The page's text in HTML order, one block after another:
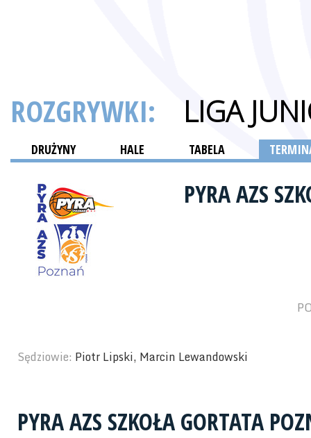
ROZGRYWKI: LIGA
DRUŻYNY HALE TABELA
PYRA AZS
Sędziowie: Piotr Lipski, Marcin Lewandowski
PYRA AZS SZKOŁA GORTATA